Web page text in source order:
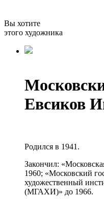
Вы хотите
этого художника
Евсиков
Родился в 1941.
Закончил:
1960; «Московский
художественный
(МГАХИ)» до 1966.